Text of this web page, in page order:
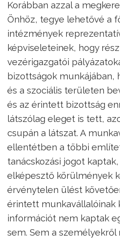
Korábban azzal a
Önhöz, tegye lehetővé a
intézmények
képviseleteinek, hogy
vezérigazgatói
bizottságok munkájában,
és a szociális területen
és az érintett bizottság
látszólag eleget is tett,
csupán a látszat. A
ellentétben a többi
tanácskozási jogot
elképesztő körülmények
érvénytelen ülést
érintett munkavállalóinak
információt nem kaptak
sem. Sem a